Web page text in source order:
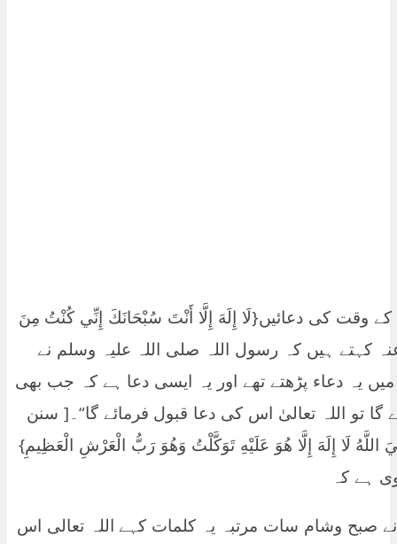
وقت کی دعائیں​{لَا إِلَهَ إِلَّا أَنْتَ سُبْحَانَكَ إِنِّي كُنْتُ مِنَ
] سعد رضی الله عنہ کہتے ہیں کہ رسول اللہ صلی اللہ علیہ وسلم نے
یہ دعاء پڑھتے تھے اور یہ ایسی دعا ہے کہ جب بھی
تو اللہ تعالیٰ اس کی دعا قبول فرمائے گا“۔[ سنن
{حَسْبِيَ اللَّهُ لَا إِلَهَ إِلَّا هُوَ عَلَيْهِ تَوَكَّلْتُ وَهُوَ رَبُّ الْعَرْشِ الْعَظِيمِ}
صبح وشام سات مرتبہ یہ کلمات کہے اللہ تعالی اس